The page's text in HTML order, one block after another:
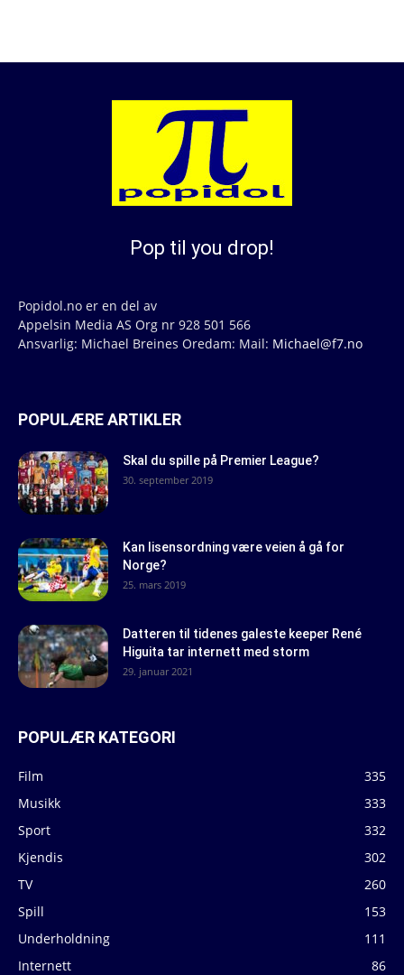
Pop til you drop!
Popidol.no er en del av
Appelsin Media AS Org nr 928 501 566
Ansvarlig: Michael Breines Oredam: Mail: Michael@f7.no
POPULÆRE ARTIKLER
Skal du spille på Premier League?
30. september 2019
Kan lisensordning være veien å gå for
Norge?
25. mars 2019
Datteren til tidenes galeste keeper René
Higuita tar internett med storm
29. januar 2021
POPULÆR KATEGORI
Film
335
Musikk
333
Sport
332
Kjendis
302
TV
260
Spill
153
Underholdning
111
Internett
86